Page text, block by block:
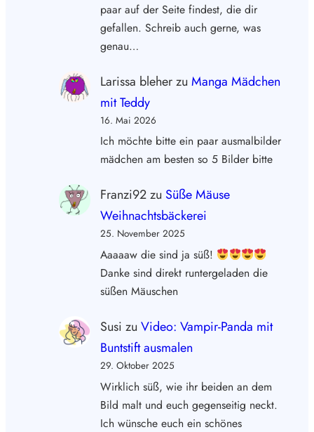
paar auf der Seite findest, die dir
gefallen. Schreib auch gerne, was
genau…
Larissa bleherzu Manga Mädchen
mit Teddy
16. Mai 2026
Ich möchte bitte ein paar ausmalbilder
mädchen am besten so 5 Bilder bitte
Franzi92zu Süße Mäuse
Weihnachtsbäckerei
25. November 2025
Aaaaaw die sind ja süß!
Danke sind direkt runtergeladen die
süßen Mäuschen
Susi zu Video: Vampir-Panda mit
Buntstift ausmalen
29. Oktober 2025
Wirklich süß, wie ihr beiden an dem
Bild malt und euch gegenseitig neckt.
Ich wünsche euch ein schönes